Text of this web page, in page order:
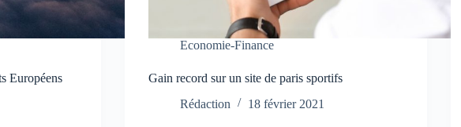
Européens
Economie-Finance
Gain record sur un site de paris sportifs
Rédaction
18 février 2021